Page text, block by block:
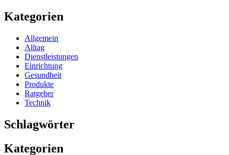
Kategorien
Allgemein
Alltag
Dienstleistungen
Einrichtung
Gesundheit
Produkte
Ratgeber
Technik
Schlagwörter
Kategorien